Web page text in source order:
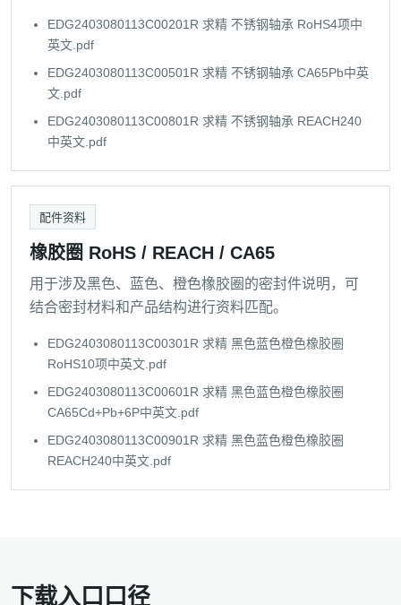
EDG2403080113C00201R 求精 不锈钢轴承 RoHS4项中
英文.pdf
EDG2403080113C00501R 求精 不锈钢轴承 CA65Pb中英
文.pdf
EDG2403080113C00801R 求精 不锈钢轴承 REACH240
中英文.pdf
配件资料
橡胶圈 RoHS / REACH / CA65
用于涉及黑色、蓝色、橙色橡胶圈的密封件说明，可
结合密封材料和产品结构进行资料匹配。
EDG2403080113C00301R 求精 黑色蓝色橙色橡胶圈
RoHS10项中英文.pdf
EDG2403080113C00601R 求精 黑色蓝色橙色橡胶圈
CA65Cd+Pb+6P中英文.pdf
EDG2403080113C00901R 求精 黑色蓝色橙色橡胶圈
REACH240中英文.pdf
下载入口口径